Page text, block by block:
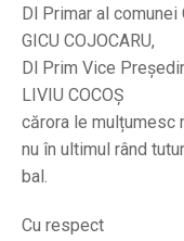
Dl Primar al comunei
GICU COJOCARU,
Dl Prim Vice
LIVIU COCOȘ
cărora le mulțumesc
nu în ultimul rând
bal.
Cu respect